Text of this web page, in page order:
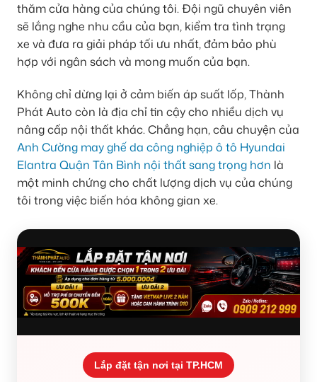
thăm cửa hàng của chúng tôi. Đội ngũ chuyên viên
sẽ lắng nghe nhu cầu của bạn, kiểm tra tình trạng
xe và đưa ra giải pháp tối ưu nhất, đảm bảo phù
hợp với ngân sách và mong muốn của bạn.
Không chỉ dừng lại ở cảm biến áp suất lốp, Thành
Phát Auto còn là địa chỉ tin cậy cho nhiều dịch vụ
nâng cấp nội thất khác. Chẳng hạn, câu chuyện của
Anh Cường may ghế da công nghiệp ô tô Hyundai
Elantra Quận Tân Bình nội thất sang trọng hơn là
một minh chứng cho chất lượng dịch vụ của chúng
tôi trong việc biến hóa không gian xe.
Lắp đặt tận nơi tại TP.HCM